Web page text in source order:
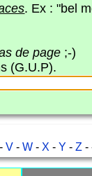
. Ex : "bel
de page;-)
(G.U.P).
-V -W - X -Y -Z -